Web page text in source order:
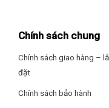
Chính sách chung
Chính sách giao hàng –
đặt
Chính sách bảo hành